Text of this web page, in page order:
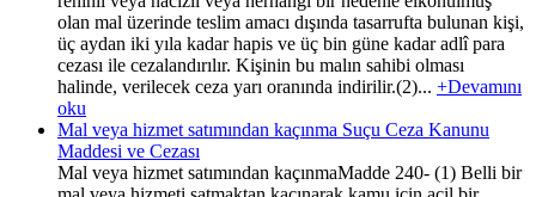
olan mal üzerinde teslim amacı dışında tasarrufta bulunan kişi,
üç aydan iki yıla kadar hapis ve üç bin güne kadar adlî para
cezası ile cezalandırılır. Kişinin bu malın sahibi olması
halinde, verilecek ceza yarı oranında indirilir.(2)... +Devamını
oku
Mal veya hizmet satımından kaçınma Suçu Ceza Kanunu
Maddesi ve Cezası
Mal veya hizmet satımından kaçınmaMadde 240- (1) Belli bir